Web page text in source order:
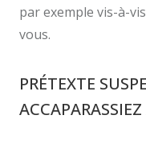
par exemple vis-à-
vous.
PRÉTEXTE